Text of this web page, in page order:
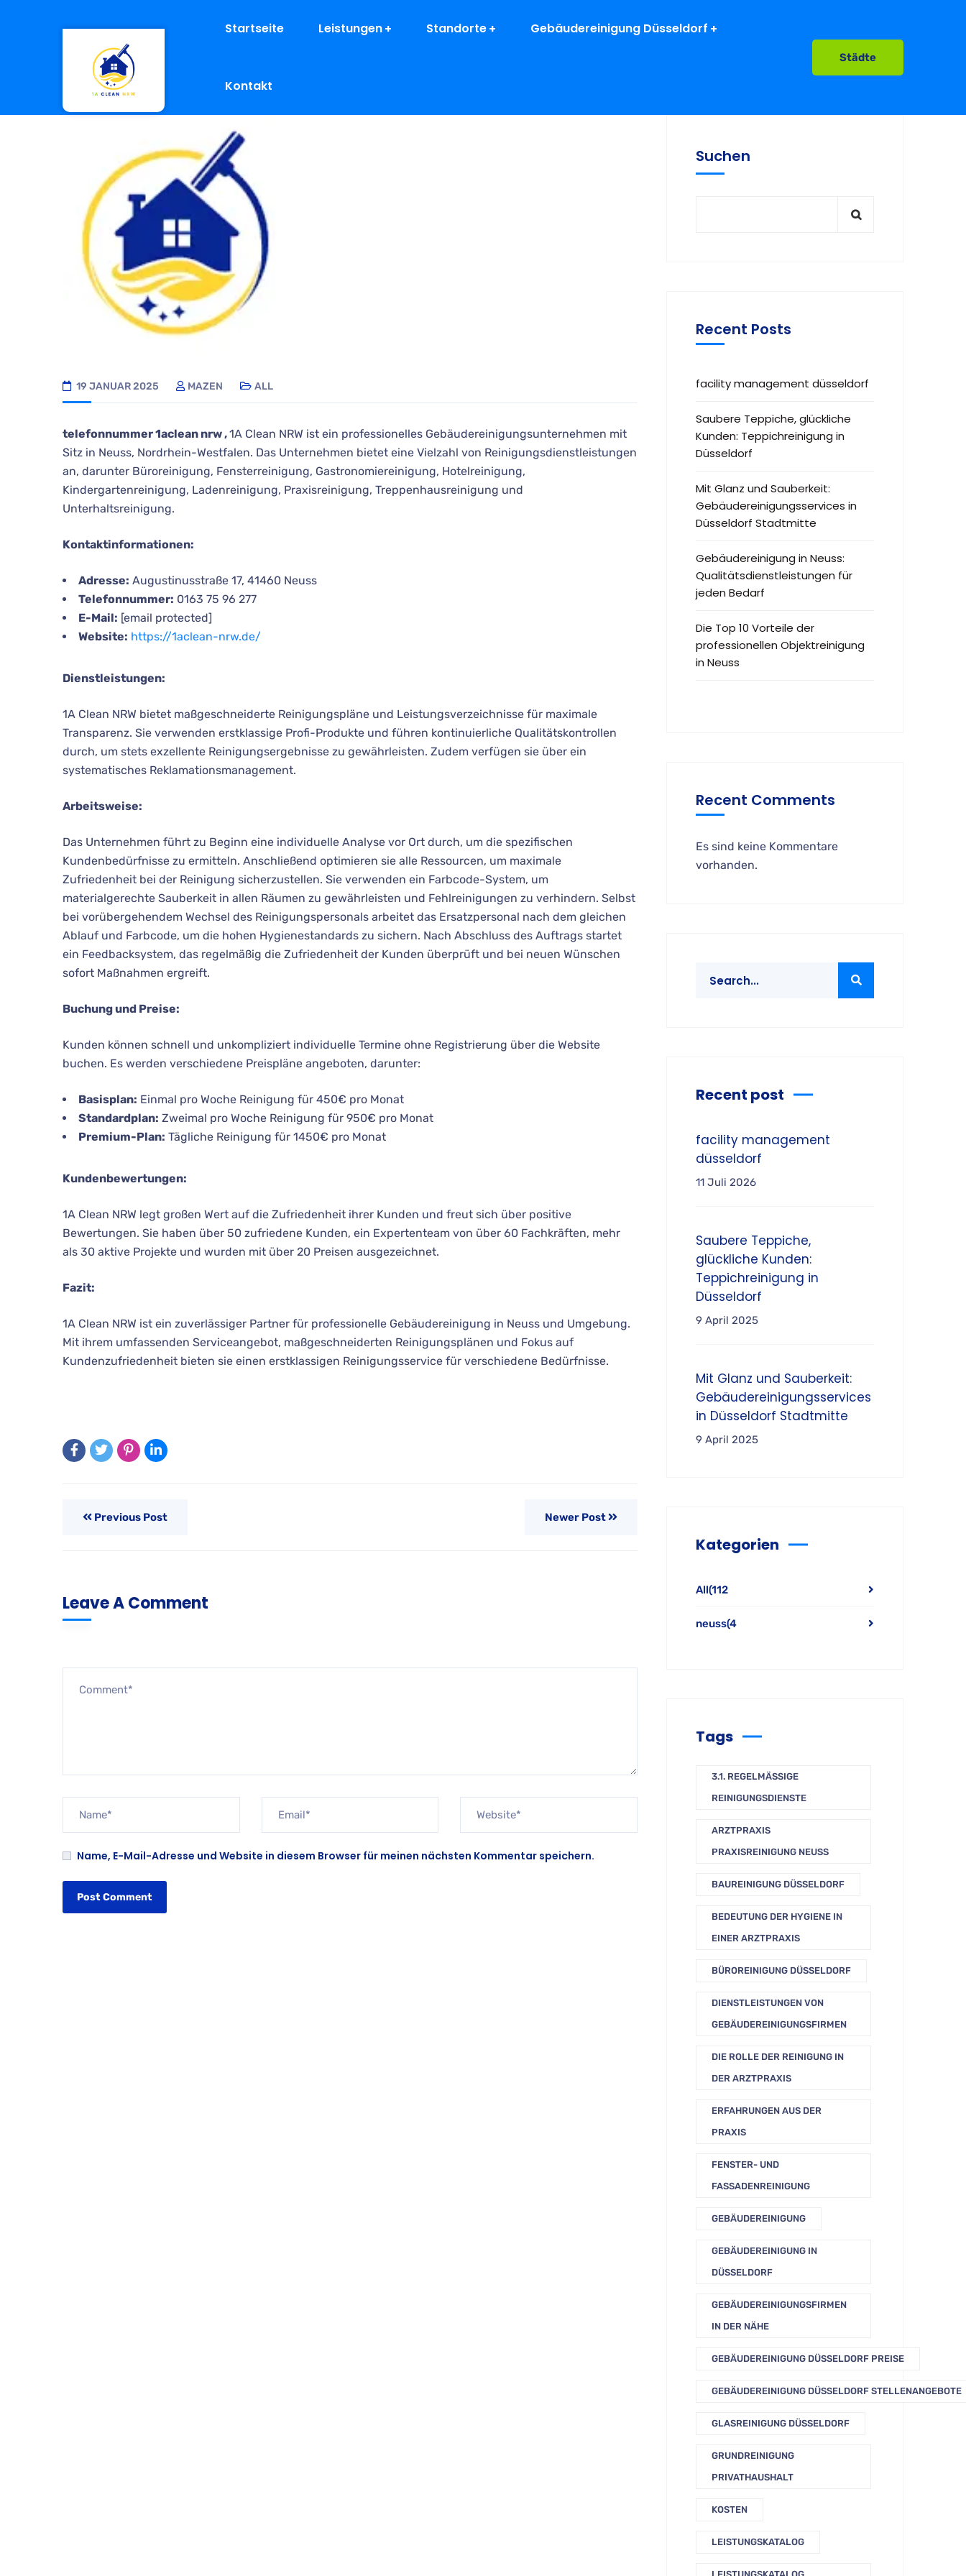
Startseite Leistungen Standorte Gebäudereinigung Düsseldorf
Kontakt
Städte
19 JANUAR 2025 MAZEN ALL
telefonnummer 1aclean nrw ,1A Clean NRW ist ein professionelles Gebäudereinigungsunternehmen mit
Sitz in Neuss, Nordrhein-Westfalen. Das Unternehmen bietet eine Vielzahl von Reinigungsdienstleistungen
an, darunter Büroreinigung, Fensterreinigung, Gastronomiereinigung, Hotelreinigung,
Kindergartenreinigung, Ladenreinigung, Praxisreinigung, Treppenhausreinigung und
Unterhaltsreinigung.
Kontaktinformationen:
Adresse: Augustinusstraße 17, 41460 Neuss
Telefonnummer: 0163 75 96 277
E-Mail: [email protected]
Website: https://1aclean-nrw.de/
Dienstleistungen:
1A Clean NRW bietet maßgeschneiderte Reinigungspläne und Leistungsverzeichnisse für maximale
Transparenz. Sie verwenden erstklassige Profi-Produkte und führen kontinuierliche Qualitätskontrollen
durch, um stets exzellente Reinigungsergebnisse zu gewährleisten. Zudem verfügen sie über ein
systematisches Reklamationsmanagement.
Arbeitsweise:
Das Unternehmen führt zu Beginn eine individuelle Analyse vor Ort durch, um die spezifischen
Kundenbedürfnisse zu ermitteln. Anschließend optimieren sie alle Ressourcen, um maximale
Zufriedenheit bei der Reinigung sicherzustellen. Sie verwenden ein Farbcode-System, um
materialgerechte Sauberkeit in allen Räumen zu gewährleisten und Fehlreinigungen zu verhindern. Selbst
bei vorübergehendem Wechsel des Reinigungspersonals arbeitet das Ersatzpersonal nach dem gleichen
Ablauf und Farbcode, um die hohen Hygienestandards zu sichern. Nach Abschluss des Auftrags startet
ein Feedbacksystem, das regelmäßig die Zufriedenheit der Kunden überprüft und bei neuen Wünschen
sofort Maßnahmen ergreift.
Buchung und Preise:
Kunden können schnell und unkompliziert individuelle Termine ohne Registrierung über die Website
buchen. Es werden verschiedene Preispläne angeboten, darunter:
Basisplan: Einmal pro Woche Reinigung für 450€ pro Monat
Standardplan: Zweimal pro Woche Reinigung für 950€ pro Monat
Premium-Plan: Tägliche Reinigung für 1450€ pro Monat
Kundenbewertungen:
1A Clean NRW legt großen Wert auf die Zufriedenheit ihrer Kunden und freut sich über positive
Bewertungen. Sie haben über 50 zufriedene Kunden, ein Expertenteam von über 60 Fachkräften, mehr
als 30 aktive Projekte und wurden mit über 20 Preisen ausgezeichnet.
Fazit:
1A Clean NRW ist ein zuverlässiger Partner für professionelle Gebäudereinigung in Neuss und Umgebung.
Mit ihrem umfassenden Serviceangebot, maßgeschneiderten Reinigungsplänen und Fokus auf
Kundenzufriedenheit bieten sie einen erstklassigen Reinigungsservice für verschiedene Bedürfnisse.
Previous Post Newer Post
Leave A Comment
Name, E-Mail-Adresse und Website in diesem Browser für meinen nächsten Kommentar speichern.
Suchen
Recent Posts
facility management düsseldorf
Saubere Teppiche, glückliche
Kunden: Teppichreinigung in
Düsseldorf
Mit Glanz und Sauberkeit:
Gebäudereinigungsservices in
Düsseldorf Stadtmitte
Gebäudereinigung in Neuss:
Qualitätsdienstleistungen für
jeden Bedarf
Die Top 10 Vorteile der
professionellen Objektreinigung
in Neuss
Recent Comments
Es sind keine Kommentare
vorhanden.
Recent post
facility management
düsseldorf
11 Juli 2026
Saubere Teppiche,
glückliche Kunden:
Teppichreinigung in
Düsseldorf
9 April 2025
Mit Glanz und Sauberkeit:
Gebäudereinigungsservices
in Düsseldorf Stadtmitte
9 April 2025
Kategorien
All(112
neuss(4
Tags
3.1. REGELMÄSSIGE R
EINIGUNGSDIENSTE
ARZTPRAXIS
PRAXISREINIGUNG NEUSS
BAUREINIGUNG DÜSSELDORF
BEDEUTUNG DER HYGIENE IN
EINER ARZTPRAXIS
BÜROREINIGUNG DÜSSELDORF
DIENSTLEISTUNGEN VON
GEBÄUDEREINIGUNGSFIRMEN
DIE ROLLE DER REINIGUNG IN
DER ARZTPRAXIS
ERFAHRUNGEN AUS DER
PRAXIS
FENSTER- UND
FASSADENREINIGUNG
GEBÄUDEREINIGUNG
GEBÄUDEREINIGUNG IN
DÜSSELDORF
GEBÄUDEREINIGUNGSFIRMEN
IN DER NÄHE
GEBÄUDEREINIGUNG DÜSSELDORF PREISE
GEBÄUDEREINIGUNG DÜSSELDORF STELLENANGEBOTE
GLASREINIGUNG DÜSSELDORF
GRUNDREINIGUNG
PRIVATHAUSHALT
KOSTEN
LEISTUNGSKATALOG